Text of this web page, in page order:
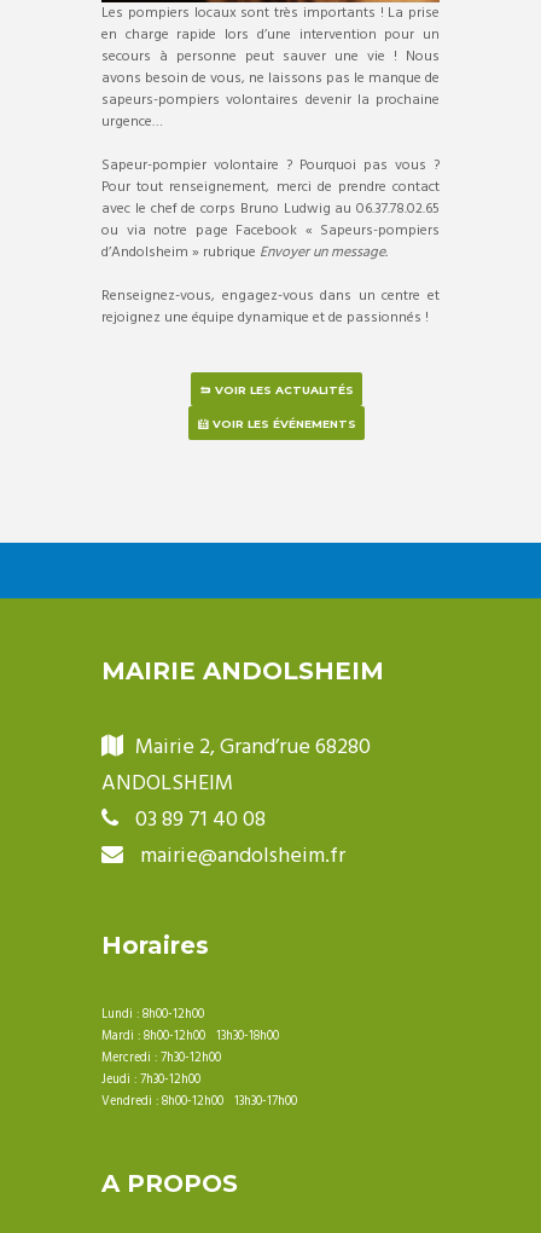
Les pompiers locaux sont très importants ! La prise
en charge rapide lors d’une intervention pour un
secours à personne peut sauver une vie ! Nous
avons besoin de vous, ne laissons pas le manque de
sapeurs-pompiers volontaires devenir la prochaine
urgence…
Sapeur-pompier volontaire ? Pourquoi pas vous ?
Pour tout renseignement, merci de prendre contact
avec le chef de corps Bruno Ludwig au 06.37.78.02.65
ou via notre page Facebook « Sapeurs-pompiers
d’Andolsheim » rubrique Envoyer un message.
Renseignez-vous, engagez-vous dans un centre et
rejoignez une équipe dynamique et de passionnés !
VOIR LES ACTUALITÉS
VOIR LES ÉVÉNEMENTS
MAIRIE ANDOLSHEIM
Mairie 2, Grand’rue 68280
ANDOLSHEIM
03 89 71 40 08
mairie@andolsheim.fr
Horaires
Lundi : 8h00-12h00
Mardi : 8h00-12h00 13h30-18h00
Mercredi : 7h30-12h00
Jeudi : 7h30-12h00
Vendredi : 8h00-12h00 13h30-17h00
A PROPOS